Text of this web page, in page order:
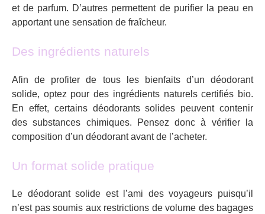
et de parfum. D’autres permettent de purifier la peau en
apportant une sensation de fraîcheur.
Des ingrédients naturels
Afin de profiter de tous les bienfaits d’un déodorant
solide, optez pour des ingrédients naturels certifiés bio.
En effet, certains déodorants solides peuvent contenir
des substances chimiques. Pensez donc à vérifier la
composition d’un déodorant avant de l’acheter.
Un format solide pratique
Le déodorant solide est l’ami des voyageurs puisqu’il
n’est pas soumis aux restrictions de volume des bagages